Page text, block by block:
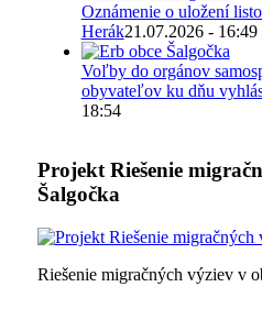
Oznámenie o uložení
Herák21.07.2026 - 16:49
Voľby do orgánov
obyvateľov ku dňu
18:54
Projekt Riešenie
Šalgočka
Riešenie migračných výziev v